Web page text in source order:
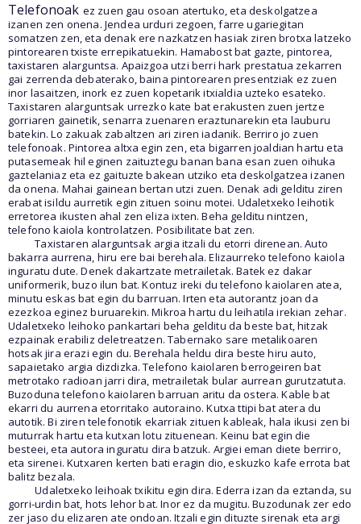
Telefonoak ez zuen gau osoan atertuko, eta deskolgatzea
izanen zen onena. Jendea urduri zegoen, farre ugariegitan
somatzen zen, eta denak ere nazkatzen hasiak ziren brotxa latzeko
pintorearen txiste errepikatuekin. Hamabost bat gazte, pintorea,
taxistaren alarguntsa. Apaizgoa utzi berri hark prestatua zekarren
gai zerrenda debaterako, baina pintorearen presentziak ez zuen
inor lasaitzen, inork ez zuen kopetarik itxialdia uzteko esateko.
Taxistaren alarguntsak urrezko kate bat erakusten zuen jertze
gorriaren gainetik, senarra zuenaren eraztunarekin eta lauburu
batekin. Lo zakuak zabaltzen ari ziren iadanik. Berriro jo zuen
telefonoak. Pintorea altxa egin zen, eta bigarren joaldian hartu eta
putasemeak hil eginen zaituztegu banan bana esan zuen oihuka
gaztelaniaz eta ez gaituzte bakean utziko eta deskolgatzea izanen
da onena. Mahai gainean bertan utzi zuen. Denak adi gelditu ziren
erabat isildu aurretik egin zituen soinu motei. Udaletxeko leihotik
erretorea ikusten ahal zen eliza ixten. Beha gelditu nintzen,
telefono kaiola kontrolatzen. Posibilitate bat zen.
Taxistaren alarguntsak argia itzali du etorri direnean. Auto
bakarra aurrena, hiru ere bai berehala. Elizaurreko telefono kaiola
inguratu dute. Denek dakartzate metrailetak. Batek ez dakar
uniformerik, buzo ilun bat. Kontuz ireki du telefono kaiolaren atea,
minutu eskas bat egin du barruan. Irten eta autorantz joan da
ezezkoa eginez buruarekin. Mikroa hartu du leihatila irekian zehar.
Udaletxeko leihoko pankartari beha gelditu da beste bat, hitzak
ezpainak erabiliz deletreatzen. Tabernako sare metalikoaren
hotsak jira erazi egin du. Berehala heldu dira beste hiru auto,
sapaietako argia dizdizka. Telefono kaiolaren berrogeiren bat
metrotako radioan jarri dira, metrailetak bular aurrean gurutzatuta.
Buzoduna telefono kaiolaren barruan aritu da ostera. Kable bat
ekarri du aurrena etorritako autoraino. Kutxa ttipi bat atera du
autotik. Bi ziren telefonotik ekarriak zituen kableak, hala ikusi zen bi
muturrak hartu eta kutxan lotu zituenean. Keinu bat egin die
besteei, eta autora inguratu dira batzuk. Argiei eman diete berriro,
eta sirenei. Kutxaren kerten bati eragin dio, eskuzko kafe errota bat
balitz bezala.
Udaletxeko leihoak txikitu egin dira. Ederra izan da eztanda, su
gorri-urdin bat, hots lehor bat. Inor ez da mugitu. Buzodunak zer edo
zer jaso du elizaren ate ondoan. Itzali egin dituzte sirenak eta argi